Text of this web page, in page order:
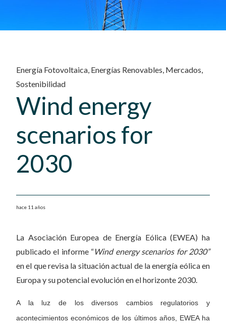
Energía Fotovoltaica, Energías Renovables, Mercados,
Sostenibilidad
Wind energy
scenarios for
2030
hace 11 años
La Asociación Europea de Energía Eólica (EWEA) ha
publicado el informe “Wind energy scenarios for 2030”
en el que revisa la situación actual de la energía eólica en
Europa y su potencial evolución en el horizonte 2030.
A la luz de los diversos cambios regulatorios y
acontecimientos económicos de los últimos años, EWEA ha